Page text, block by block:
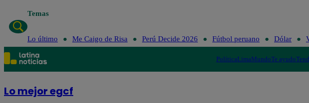
Temas
Lo último Me Caigo de Risa Perú Decide 2026 Fútbol peruano Dólar
PolíticaLimaMundoTe ayudo
Lo mejor egcf